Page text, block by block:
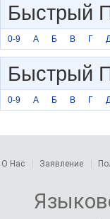
Быстрый
0-9 А Б В Г
Быстрый
0-9 А Б В Г
О Нас Заявление